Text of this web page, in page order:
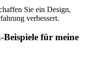
Sie ein Design,
verbessert.
für meine